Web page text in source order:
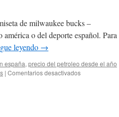
de milwaukee bucks –
o del deporte español. Para
leyendo →
españa, precio del petroleo desde el año
| Comentarios desactivadosen